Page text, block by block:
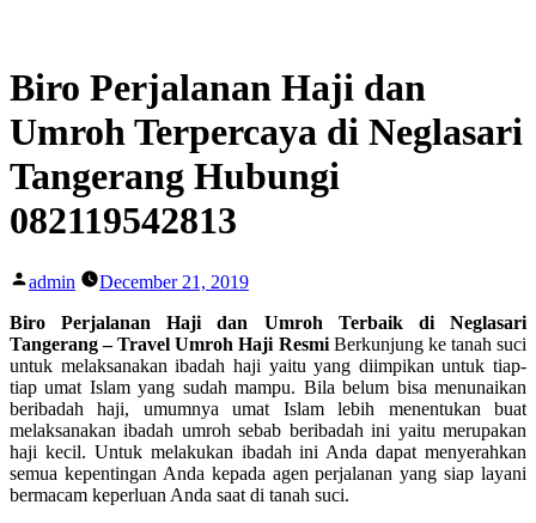
content
Biro Perjalanan Haji dan
Umroh Terpercaya di Neglasari
Tangerang Hubungi
082119542813
Posted
admin
December 21, 2019
Biro Perjalanan Haji dan Umroh Terbaik di Neglasari
Tangerang – Travel Umroh Haji Resmi Berkunjung ke tanah suci
untuk melaksanakan ibadah haji yaitu yang diimpikan untuk tiap-
tiap umat Islam yang sudah mampu. Bila belum bisa menunaikan
beribadah haji, umumnya umat Islam lebih menentukan buat
melaksanakan ibadah umroh sebab beribadah ini yaitu merupakan
haji kecil. Untuk melakukan ibadah ini Anda dapat menyerahkan
semua kepentingan Anda kepada agen perjalanan yang siap layani
bermacam keperluan Anda saat di tanah suci.